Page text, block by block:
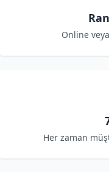
Online
Her zaman